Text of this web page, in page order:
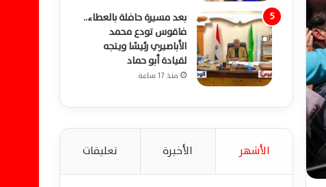
بعد مسيرة حافلة بالعطاء..
فاقوس تودع محمد
الأباصيري رئيسًا ويتجه
لقيادة أبو حماد
منذ 17 ساعة
الأشهر الأخيرة تعليقات